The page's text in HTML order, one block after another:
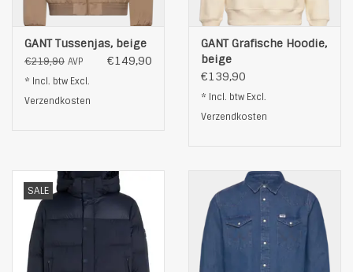
GANT Tussenjas, beige
€219,90 AVP €149,90
* Incl. btw Excl.
Verzendkosten
GANT Grafische Hoodie,
beige
€139,90
* Incl. btw Excl.
Verzendkosten
SALE